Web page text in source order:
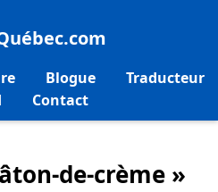
Blogue
Traducteur
Contact
de-crème »